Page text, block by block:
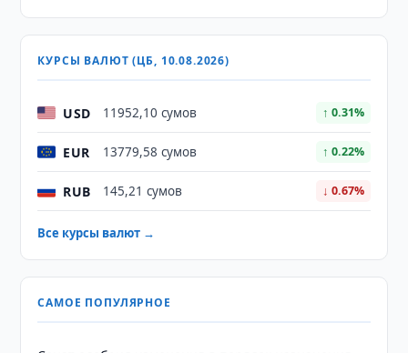
КУРСЫ ВАЛЮТ (ЦБ, 10.08.2026)
USD 11952,10 сумов ↑ 0.31%
EUR 13779,58 сумов ↑ 0.22%
RUB 145,21 сумов ↓ 0.67%
Все курсы валют →
САМОЕ ПОПУЛЯРНОЕ